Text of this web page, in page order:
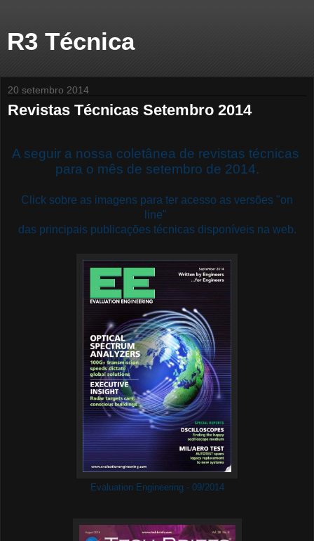
R3 Técnica
20 setembro 2014
Revistas Técnicas Setembro 2014
A seguir a nossa coletânea de revistas técnicas
para o mês de setembro de 2014.
Click sobre as imagens para ter acesso as versões "on
line"
das principais publicações técnicas disponíveis na web.
Evaluation Engineering - 09/2014